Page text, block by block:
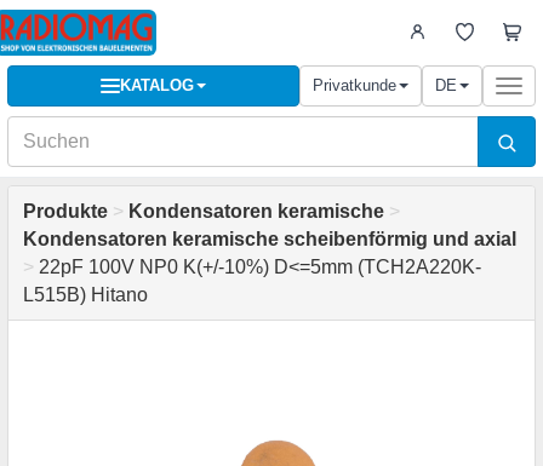
KATALOG Privatkunde DE
Produkte > Kondensatoren keramische >
Kondensatoren keramische scheibenförmig und axial
> 22pF 100V NP0 K(+/-10%) D<=5mm (TCH2A220K-
L515B) Hitano